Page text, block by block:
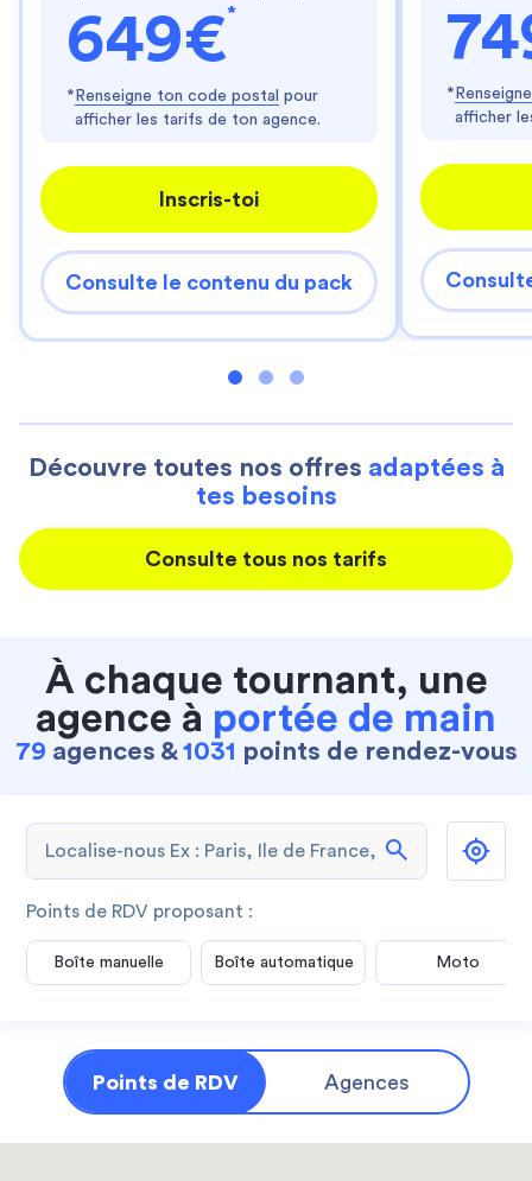
649€*
* Renseigne ton code postal pour
afficher les tarifs de ton agence.
Inscris-toi
Consulte le contenu du pack
*
afficher
Découvre toutes nos offres adaptées à
tes besoins
Consulte tous nos tarifs
À chaque tournant, une
agence à portée de main
79 agences &1031 points de rendez-vous
search
Points de RDV proposant :
Boîte manuelle Boîte automatique Moto
Points de RDV Agences